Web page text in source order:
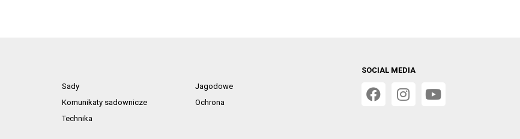
Sady
Jagodowe
Komunikaty sadownicze
Ochrona
Technika
SOCIAL MEDIA